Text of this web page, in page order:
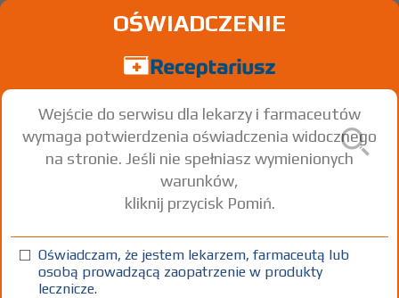
Agregex - (IR)
Clopidogrel
tabl. powl. 75 mg 28 szt. Doustnie
OŚWIADCZENIE
Wejście do serwisu dla lekarzy i farmaceutów
wymaga potwierdzenia oświadczenia widocznego
na stronie. Jeśli nie spełniasz wymienionych
warunków,
kliknij przycisk Pomiń.
Oświadczam, że jestem lekarzem, farmaceutą lub
osobą prowadzącą zaopatrzenie w produkty
lecznicze.